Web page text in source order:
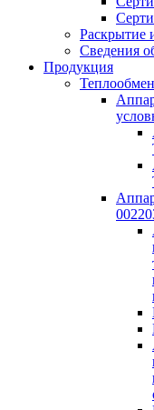
Раскрытие
Сведения
Продукция